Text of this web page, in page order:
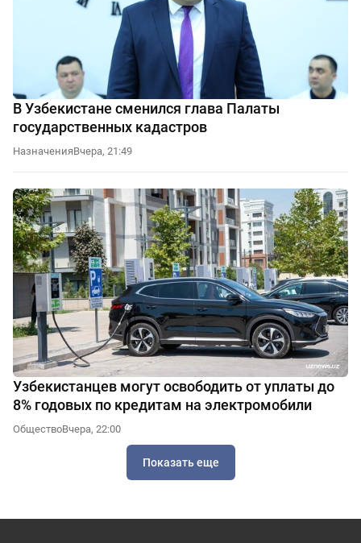
В Узбекистане сменился глава Палаты
государственных кадастров
НазначенияВчера, 21:49
Узбекистанцев могут освободить от уплаты до
8% годовых по кредитам на электромобили
ОбществоВчера, 22:00
Показать еще